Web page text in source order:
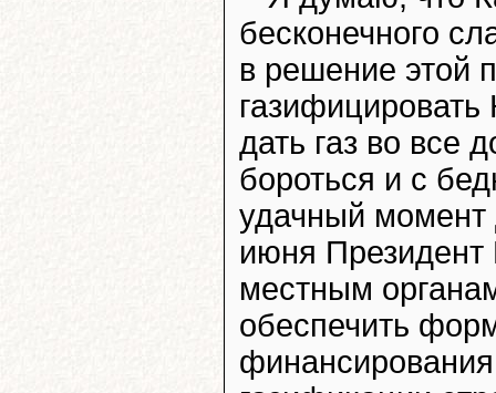
бесконечного
в решение этой
дать газ во все
бороться и с
удачный
июня Президент
местным
обеспечить